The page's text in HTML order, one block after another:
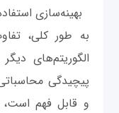
بهینه‌سازی
الگوریتم‌های
و قابل فهم است،